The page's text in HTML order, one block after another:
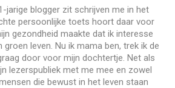
jarige blogger zit schrijven me in het
persoonlijke toets hoort daar voor
gezondheid maakte dat ik interesse
groen leven. Nu ik mama ben, trek ik de
door voor mijn dochtertje. Net als
lezerspubliek met me mee en zowel
die bewust in het leven staan